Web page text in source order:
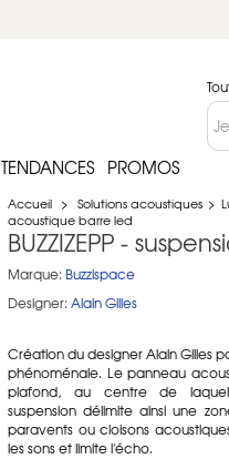
TENDANCES PROMOS
Accueil > Solutions acoustiques >
acoustique barre led
BUZZIZEPP -
Marque: Buzzispace
Designer: Alain Gilles
Création du designer Alain Gilles
phénoménale. Le panneau
plafond, au centre de
suspension délimite ainsi une
paravents ou cloisons
les sons et limite l'écho.